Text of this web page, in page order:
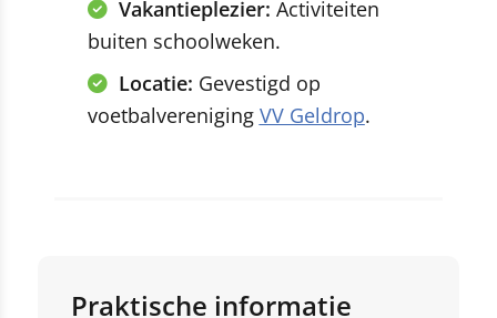
Vakantieplezier: Activiteiten
buiten schoolweken.
Locatie: Gevestigd op
voetbalvereniging VV Geldrop.
Praktische informatie